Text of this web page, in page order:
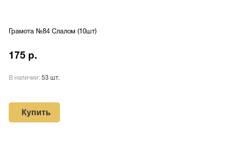
Грамота №84 Слалом (10шт)
175 р.
В наличии: 53 шт.
Купить